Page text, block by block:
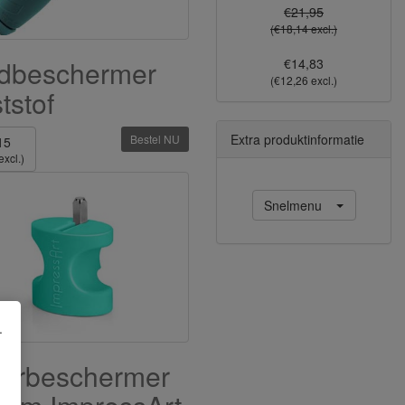
Bestel NU
€21,95
(€18,14 excl.)
€14,83
(€12,26 excl.)
Extra produktinformatie
Snelmenu